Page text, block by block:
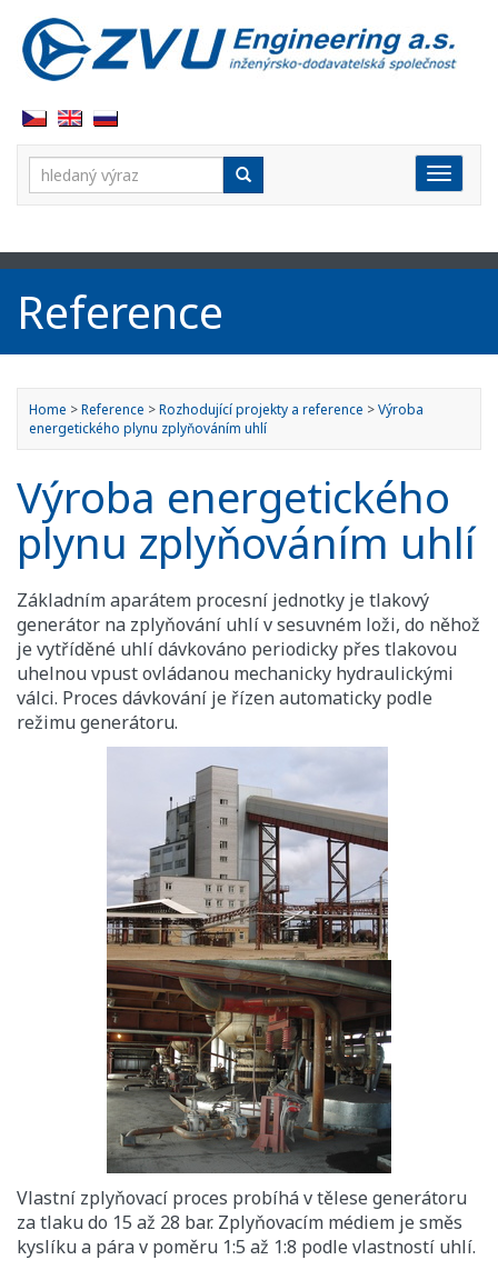
Vyhledávání:
Reference
Home >Reference >Rozhodující projekty a reference >Výroba
energetického plynu zplyňováním uhlí
Výroba energetického
plynu zplyňováním uhlí
Základním aparátem procesní jednotky je tlakový
generátor na zplyňování uhlí v sesuvném loži, do něhož
je vytříděné uhlí dávkováno periodicky přes tlakovou
uhelnou vpust ovládanou mechanicky hydraulickými
válci. Proces dávkování je řízen automaticky podle
režimu generátoru.
Vlastní zplyňovací proces probíhá v tělese generátoru
za tlaku do 15 až 28 bar. Zplyňovacím médiem je směs
kyslíku a pára v poměru 1:5 až 1:8 podle vlastností uhlí.